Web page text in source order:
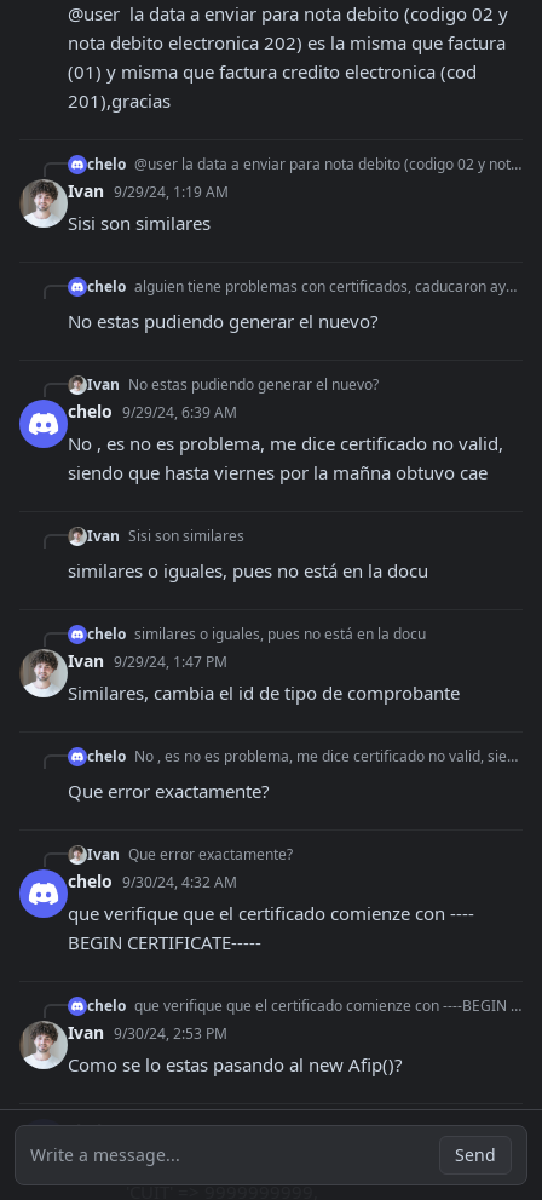
@user  la data a enviar para nota debito (codigo 02 y
nota debito electronica 202) es la misma que factura
(01) y misma que factura credito electronica (cod
201),gracias
chelo @user la data a enviar para nota debito (codigo 02 y nota debito electronica 202) es la misma que factura (01) y misma que factura credito electronica (cod 201
Ivan 9/29/24, 1:19 AM
Sisi son similares
chelo alguien tiene problemas con certificados, caducaron ayer algunos, pero no puedo hoy, siendo que mi certificado lo genere el 16/09
No estas pudiendo generar el nuevo?
Ivan No estas pudiendo generar el nuevo?
chelo 9/29/24, 6:39 AM
No , es no es problema, me dice certificado no valid,
siendo que hasta viernes por la mañna obtuvo cae
Ivan Sisi son similares
similares o iguales, pues no está en la docu
chelo similares o iguales, pues no está en la docu
Ivan 9/29/24, 1:47 PM
Similares, cambia el id de tipo de comprobante
chelo No , es no es problema, me dice certificado no valid, siendo que hasta viernes por la mañna obtuvo cae
Que error exactamente?
Ivan Que error exactamente?
chelo 9/30/24, 4:32 AM
que verifique que el certificado comienze con ----
BEGIN CERTIFICATE-----
chelo que verifique que el certificado comienze con ----BEGIN CERTIFICATE-----
Ivan 9/30/24, 2:53 PM
Como se lo estas pasando al new Afip()?
chelo 9/30/24, 2:55 PM
$this->afip = new Afip([
            'CUIT' => 9999999999,
Write a message... Send